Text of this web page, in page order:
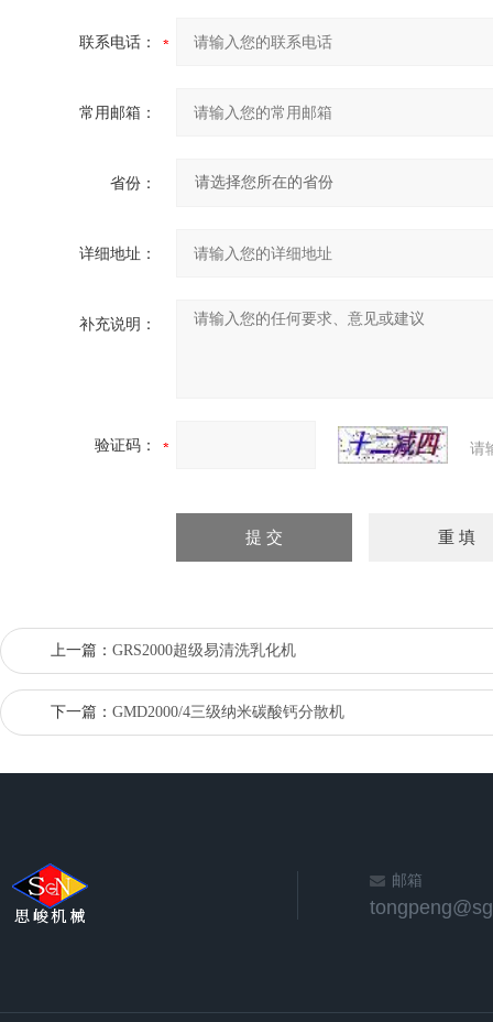
联系电话：
常用邮箱：
省份：
详细地址：
补充说明：
验证码： 请
上一篇： GRS2000超级易清洗乳化机
下一篇： GMD2000/4三级纳米碳酸钙分散机
邮箱